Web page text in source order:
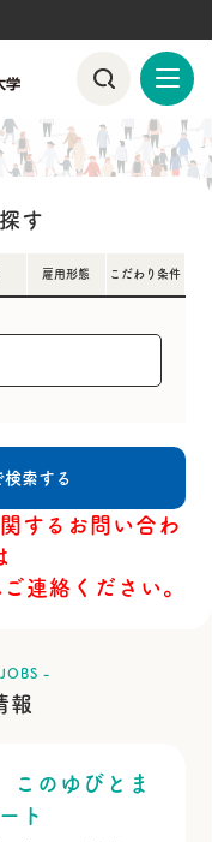
す
雇用形態 こだわり条件
するお問い合わ
連絡ください。
-
報
のゆびとま
ト